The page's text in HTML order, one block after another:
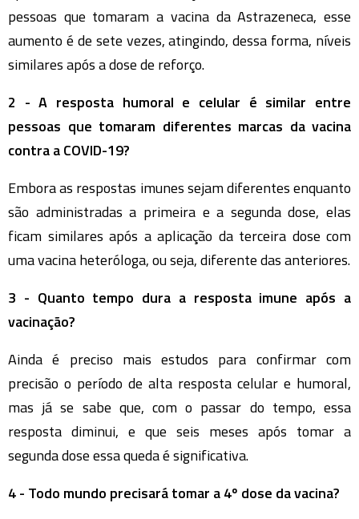
pessoas que tomaram a vacina da Astrazeneca, esse
aumento é de sete vezes, atingindo, dessa forma, níveis
similares após a dose de reforço.
2 - A resposta humoral e celular é similar entre
pessoas que tomaram diferentes marcas da vacina
contra a COVID-19?
Embora as respostas imunes sejam diferentes enquanto
são administradas a primeira e a segunda dose, elas
ficam similares após a aplicação da terceira dose com
uma vacina heteróloga, ou seja, diferente das anteriores.
3 - Quanto tempo dura a resposta imune após a
vacinação?
Ainda é preciso mais estudos para confirmar com
precisão o período de alta resposta celular e humoral,
mas já se sabe que, com o passar do tempo, essa
resposta diminui, e que seis meses após tomar a
segunda dose essa queda é significativa.
4 - Todo mundo precisará tomar a 4º dose da vacina?